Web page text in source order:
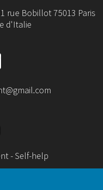
rue Bobillot 75013 Paris
d'Italie
- Self-help